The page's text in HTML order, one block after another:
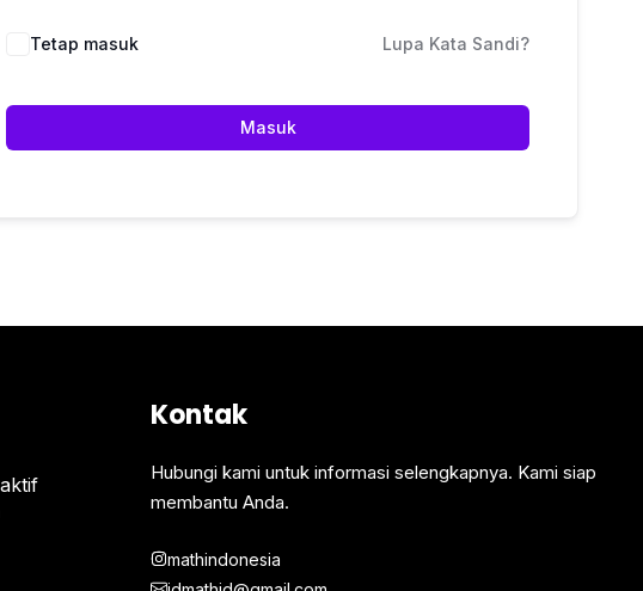
Tetap masuk Lupa Kata Sandi?
Masuk
Kontak
Hubungi kami untuk informasi selengkapnya. Kami siap
membantu Anda.
mathindonesia